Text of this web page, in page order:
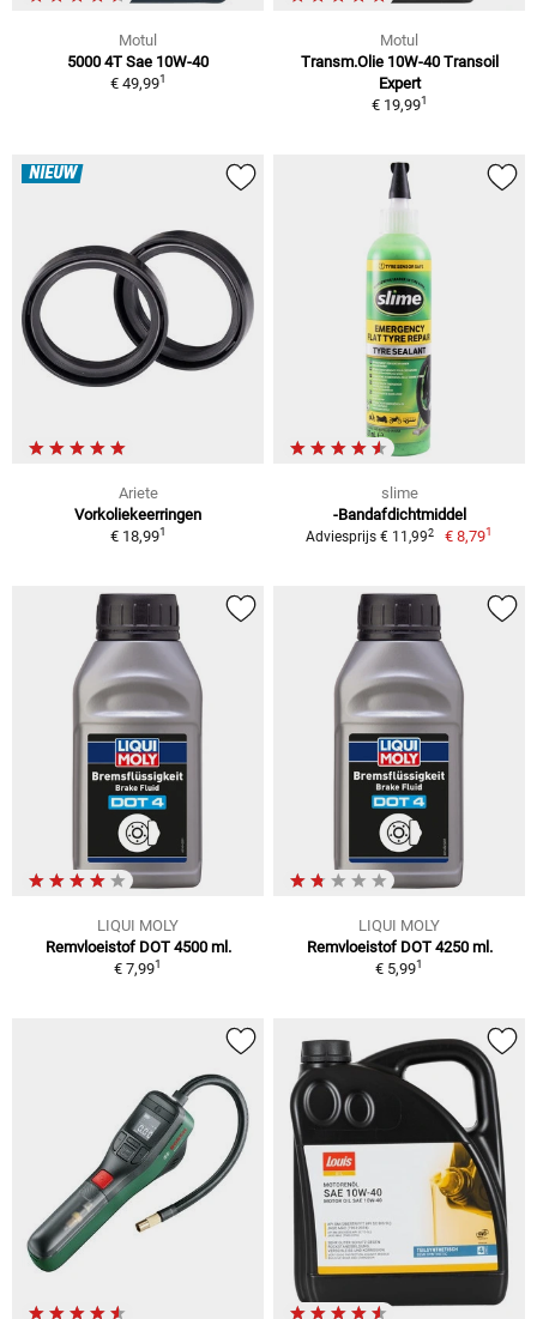
Motul
5000 4T Sae 10W-40
€ 49,991
Motul
Transm.Olie 10W-40 Transoil
Expert
€ 19,991
NIEUW
Ariete
Vorkoliekeerringen
€ 18,991
slime
-Bandafdichtmiddel
Adviesprijs € 11,992 € 8,791
LIQUI MOLY
Remvloeistof DOT 4500 ml.
€ 7,991
LIQUI MOLY
Remvloeistof DOT 4250 ml.
€ 5,991